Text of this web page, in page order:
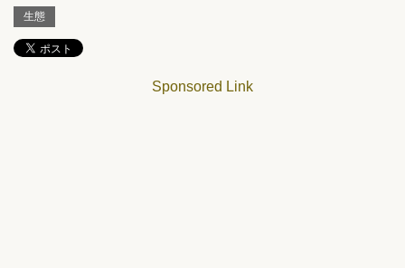
生態
Sponsored Link